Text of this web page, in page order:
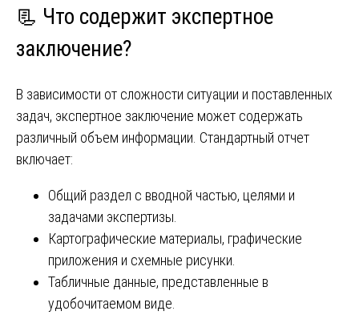
📃 Что содержит экспертное
заключение?
В зависимости от сложности ситуации и поставленных
задач, экспертное заключение может содержать
различный объем информации. Стандартный отчет
включает:
Общий раздел с вводной частью, целями и
задачами экспертизы.
Картографические материалы, графические
приложения и схемные рисунки.
Табличные данные, представленные в
удобочитаемом виде.